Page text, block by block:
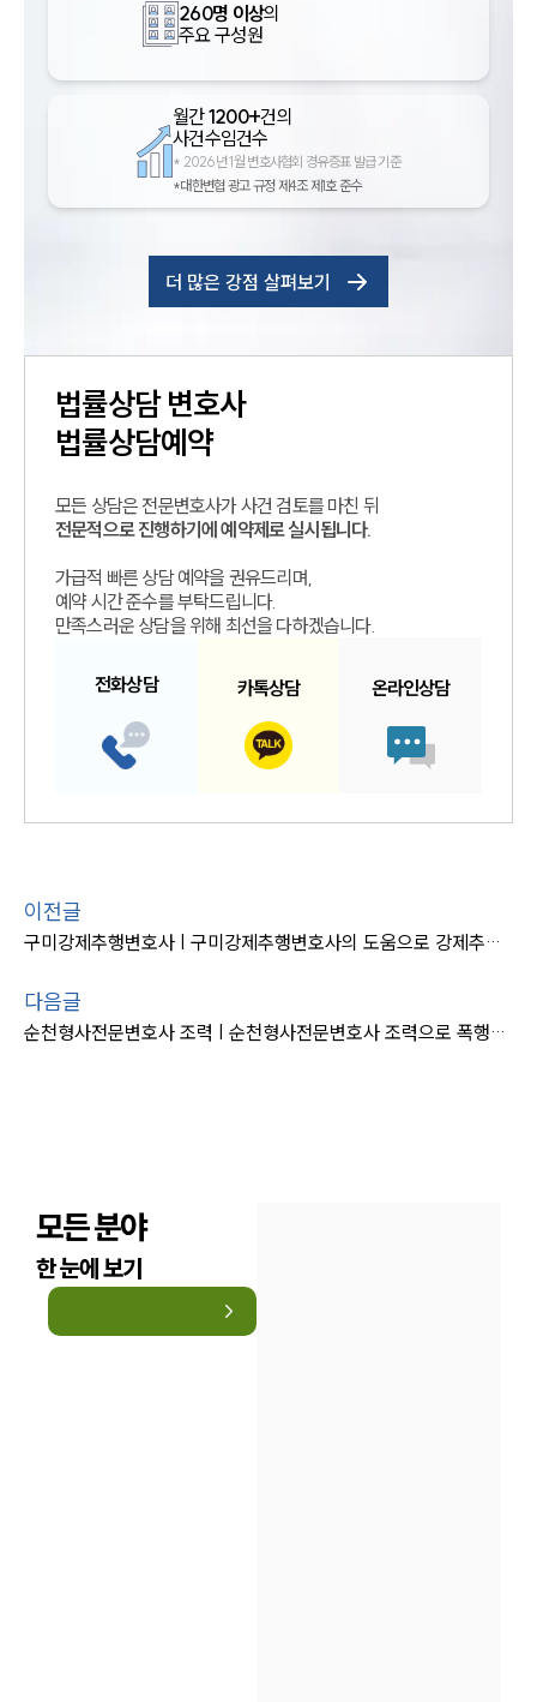
260명 이상의
주요 구성원
월간1200+건의
사건수임건수
* 2026년 1월 변호사협회 경유증표 발급 기준
*대한변협 광고 규정 제4조 제1호 준수
더 많은 강점 살펴보기
법률상담변호사
법률상담예약
모든 상담은 전문변호사가 사건 검토를 마친 뒤
전문적으로 진행하기에 예약제로 실시됩니다.
가급적 빠른 상담 예약을 권유드리며,
예약 시간 준수를 부탁드립니다.
만족스러운 상담을 위해 최선을 다하겠습니다.
전화상담 카톡상담 온라인상담
이전글
구미강제추행변호사 | 구미강제추행변호사의 도움으로 강제추행 혐의 의뢰인 무죄
다음글
순천형사전문변호사 조력 | 순천형사전문변호사 조력으로 폭행죄 의뢰인 불기소
모든 분야
한 눈에 보기